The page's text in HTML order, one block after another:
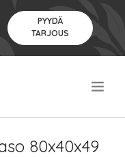
PYYDÄ
TARJOUS
80x40x49